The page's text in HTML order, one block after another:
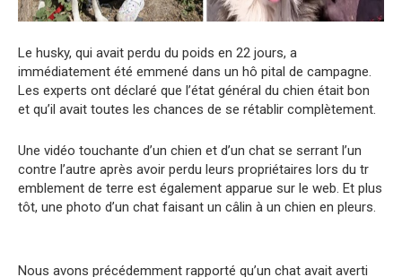
Le husky, qui avait perdu du poids en 22 jours, a
immédiatement été emmené dans un hô pital de campagne.
Les experts ont déclaré que l’état général du chien était bon
et qu’il avait toutes les chances de se rétablir complètement.
Une vidéo touchante d’un chien et d’un chat se serrant l’un
contre l’autre après avoir perdu leurs propriétaires lors du tr
emblement de terre est également apparue sur le web. Et plus
tôt, une photo d’un chat faisant un câlin à un chien en pleurs.
Nous avons précédemment rapporté qu’un chat avait averti